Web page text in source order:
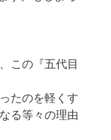
この『五代目
たのを軽くす
る等々の理由